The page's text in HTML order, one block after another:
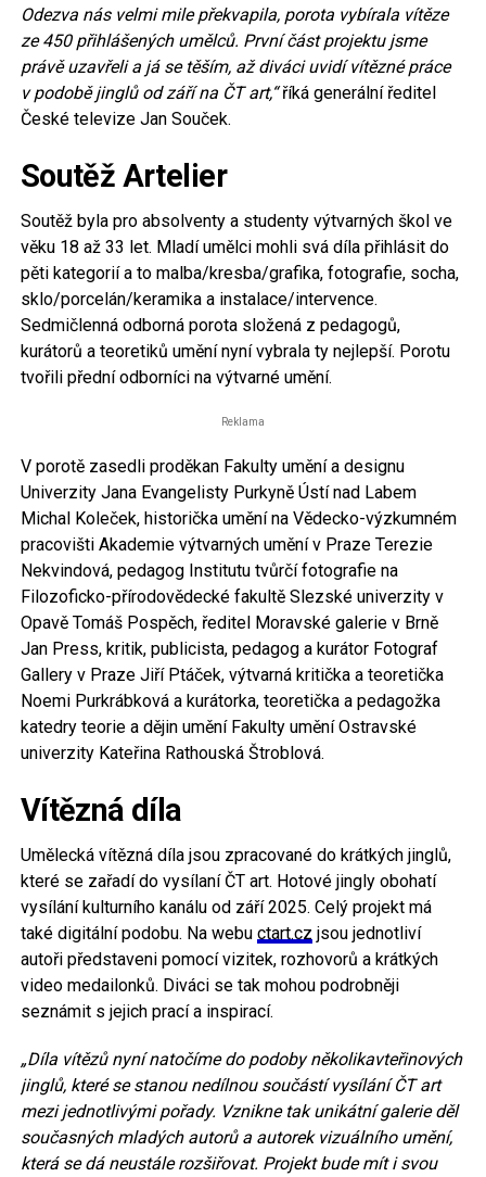
Odezva nás velmi mile překvapila, porota vybírala vítěze
ze 450 přihlášených umělců. První část projektu jsme
právě uzavřeli a já se těším, až diváci uvidí vítězné práce
v podobě jinglů od září na ČT art,“říká generální ředitel
České televize Jan Souček.
Soutěž Artelier
Soutěž byla pro absolventy a studenty výtvarných škol ve
věku 18 až 33 let. Mladí umělci mohli svá díla přihlásit do
pěti kategorií a to malba/kresba/grafika, fotografie, socha,
sklo/porcelán/keramika a instalace/intervence.
Sedmičlenná odborná porota složená z pedagogů,
kurátorů a teoretiků umění nyní vybrala ty nejlepší. Porotu
tvořili přední odborníci na výtvarné umění.
Reklama
V porotě zasedli proděkan Fakulty umění a designu
Univerzity Jana Evangelisty Purkyně Ústí nad Labem
Michal Koleček, historička umění na Vědecko-výzkumném
pracovišti Akademie výtvarných umění v Praze Terezie
Nekvindová, pedagog Institutu tvůrčí fotografie na
Filozoficko-přírodovědecké fakultě Slezské univerzity v
Opavě Tomáš Pospěch, ředitel Moravské galerie v Brně
Jan Press, kritik, publicista, pedagog a kurátor Fotograf
Gallery v Praze Jiří Ptáček, výtvarná kritička a teoretička
Noemi Purkrábková a kurátorka, teoretička a pedagožka
katedry teorie a dějin umění Fakulty umění Ostravské
univerzity Kateřina Rathouská Štroblová.
Vítězná díla
Umělecká vítězná díla jsou zpracované do krátkých jinglů,
které se zařadí do vysílaní ČT art. Hotové jingly obohatí
vysílání kulturního kanálu od září 2025. Celý projekt má
také digitální podobu. Na webu ctart.cz jsou jednotliví
autoři představeni pomocí vizitek, rozhovorů a krátkých
video medailonků. Diváci se tak mohou podrobněji
seznámit s jejich prací a inspirací.
„Díla vítězů nyní natočíme do podoby několikavteřinových
jinglů, které se stanou nedílnou součástí vysílání ČT art
mezi jednotlivými pořady. Vznikne tak unikátní galerie děl
současných mladých autorů a autorek vizuálního umění,
která se dá neustále rozšiřovat. Projekt bude mít i svou